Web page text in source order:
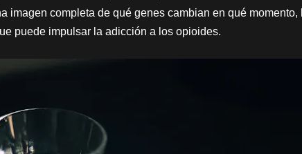
imagen completa de qué genes cambian en qué
puede impulsar la adicción a los opioides.